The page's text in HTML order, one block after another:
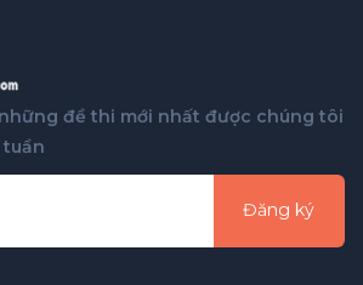
đề thi mới nhất được chúng tôi
Đăng ký